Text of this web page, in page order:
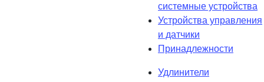
системные устройства
Устройства управления
и датчики
Принадлежности
Удлинители